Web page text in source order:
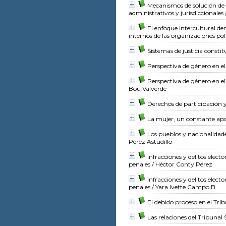
Mecanismos de solución
administrativos y jurisdiccionales
El enfoque intercultural
internos de las organizaciones
Sistemas de justicia
Perspectiva de género en
Perspectiva de género en
Bou Valverde
Derechos de participación
La mujer, un constante
Los pueblos y
Pérez Astudillo
Infracciones y delitos
penales / Héctor Conty Pérez
Infracciones y delitos
penales / Yara Ivette Campo B.
El debido proceso en el
Las relaciones del